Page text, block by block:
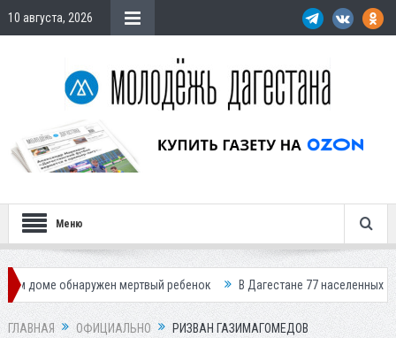
10 августа, 2026
Меню
мертвый ребенок В Дагестане 77 населенных пунктов
ГЛАВНАЯ ОФИЦИАЛЬНО
РИЗВАН ГАЗИМАГОМЕДОВ